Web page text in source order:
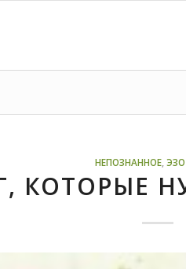
НЕПОЗНАННОЕ,
КОТОРЫЕ